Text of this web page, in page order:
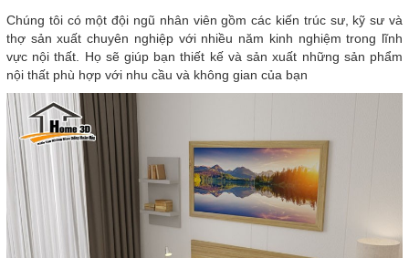
Chúng tôi có một đội ngũ nhân viên gồm các kiến trúc sư, kỹ sư và
thợ sản xuất chuyên nghiệp với nhiều năm kinh nghiệm trong lĩnh
vực nội thất. Họ sẽ giúp bạn thiết kế và sản xuất những sản phẩm
nội thất phù hợp với nhu cầu và không gian của bạn